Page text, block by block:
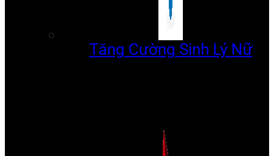
Tăng Cường Sinh Lý Nữ